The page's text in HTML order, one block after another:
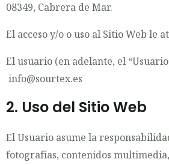
08349, Cabrera de Mar.
El acceso y/o o uso al Sitio Web le
El usuario (en adelante, el
info@sourtex.es
2. Uso del Sitio Web
El Usuario asume la
fotografías, contenidos multimedia,